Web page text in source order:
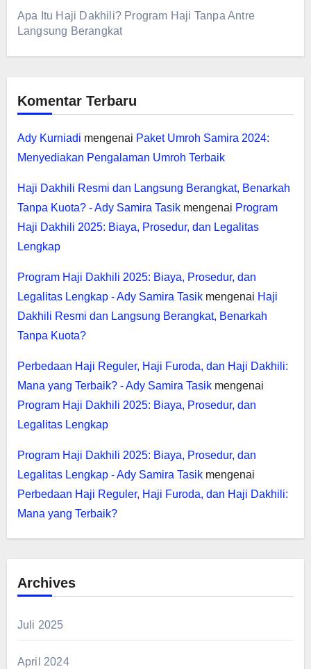
Apa Itu Haji Dakhili? Program Haji Tanpa Antre
Langsung Berangkat
Komentar Terbaru
Ady Kurniadi mengenai Paket Umroh Samira 2024:
Menyediakan Pengalaman Umroh Terbaik
Haji Dakhili Resmi dan Langsung Berangkat, Benarkah
Tanpa Kuota? - Ady Samira Tasikmengenai Program
Haji Dakhili 2025: Biaya, Prosedur, dan Legalitas
Lengkap
Program Haji Dakhili 2025: Biaya, Prosedur, dan
Legalitas Lengkap - Ady Samira Tasikmengenai Haji
Dakhili Resmi dan Langsung Berangkat, Benarkah
Tanpa Kuota?
Perbedaan Haji Reguler, Haji Furoda, dan Haji Dakhili:
Mana yang Terbaik? - Ady Samira Tasikmengenai
Program Haji Dakhili 2025: Biaya, Prosedur, dan
Legalitas Lengkap
Program Haji Dakhili 2025: Biaya, Prosedur, dan
Legalitas Lengkap - Ady Samira Tasikmengenai
Perbedaan Haji Reguler, Haji Furoda, dan Haji Dakhili:
Mana yang Terbaik?
Archives
Juli 2025
April 2024